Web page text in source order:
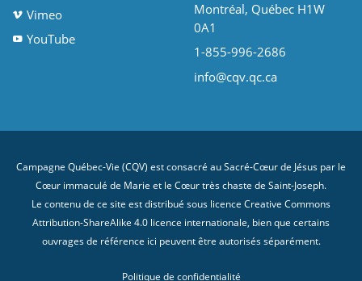
Vimeo
YouTube
Montréal, Québec H1W
0A1
1-855-996-2686
info@cqv.qc.ca
Campagne Québec-Vie (CQV) est consacré au Sacré-Cœur de Jésus par le
Cœur immaculé de Marie et le Cœur très chaste de Saint-Joseph.
Le contenu de ce site est distribué sous licence Creative Commons
Attribution-ShareAlike 4.0 licence internationale , bien que certains
ouvrages de référence ici peuvent être autorisés séparément.
Politique de confidentialité